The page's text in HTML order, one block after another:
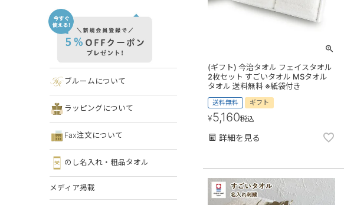
ブルームについて
ラッピングについて
Fax注文について
のし名入れ・粗品タオル
メディア掲載
(ギフト) 今治タオル フェイスタオル
2枚セット すごいタオル MSタオル
タオル 送料無料 ※紙袋付き
送料無料 ギフト
¥5,160税込
詳細を見る